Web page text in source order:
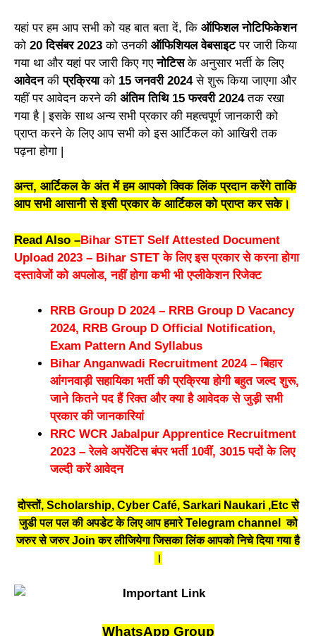
यहां पर हम आप सभी को यह बात बता दें, कि ऑफिशल नोटिफिकेशन
को 20 दिसंबर 2023को उनकी ऑफिशियल वेबसाइटपर जारी किया
गया था और यहां पर जारी किए गएनोटिसके अनुसार भर्ती के लिए
आवेदनकीप्रक्रियाको 15 जनवरी 2024से शुरू किया जाएगा और
यहीं पर आवेदन करने की अंतिम तिथि 15 फरवरी 2024तक रखा
गया है | इसके साथ अन्य सभी प्रकार की महत्वपूर्ण जानकारी को
प्राप्त करने के लिए आप सभी को इस आर्टिकल को आखिरी तक
पढ़ना होगा |
अन्त, आर्टिकल के अंत में हम आपको क्विक लिंक प्रदान करेंगे ताकि
आप सभी आसानी से इसी प्रकार के आर्टिकल को प्राप्त कर सके।
Read Also –Bihar STET Self Attested Document
Upload 2023 – Bihar STET के लिए इस प्रकार से करना होगा
दस्तावेजों को अपलोड, नहीं होगा कभी भी एप्लीकेशन रिजेक्ट
RRB Group D 2024 – RRB Group D Vacancy
2024, RRB Group D Official Notification,
Exam Pattern And Syllabus
Bihar Anganwadi Recruitment 2024 – बिहार
आंगनवाड़ी सहायिका भर्ती की प्रक्रिया होगी बहुत जल्द शुरू,
जाने कितने पद हैं रिक्त और क्या है आवेदक से जुड़ी सभी
प्रकार की जानकारियां
RRC WCR Jabalpur Apprentice Recruitment
2023 – रेलवे अपरेंटिस बंपर भर्ती 10वीं, 3015 पदों के लिए
जल्दी करें आवेदन
दोस्तों, Scholarship, Cyber Café, Sarkari Naukari ,Etc से
जुडी पल पल की अपडेट के लिए आप हमारे Telegram channel को
जरुर से जरुर Join कर लीजियेगा जिसका लिंक आपको निचे दिया गया है
।
WhatsApp Group